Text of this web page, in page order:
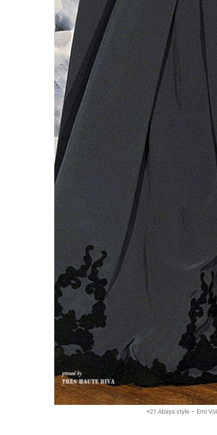
+21 Abaya style – Emi